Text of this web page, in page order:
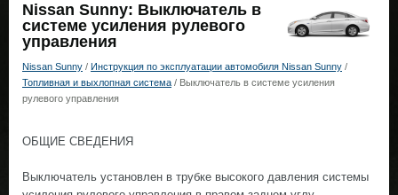
Nissan Sunny: Выключатель в
системе усиления рулевого
управления
Nissan Sunny / Инструкция по эксплуатации автомобиля Nissan Sunny /
Топливная и выхлопная система / Выключатель в системе усиления
рулевого управления
ОБЩИЕ СВЕДЕНИЯ
Выключатель установлен в трубке высокого давления системы